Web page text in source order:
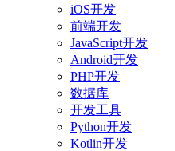
iOS开发
前端开发
JavaScript开发
Android开发
PHP开发
数据库
开发工具
Python开发
Kotlin开发